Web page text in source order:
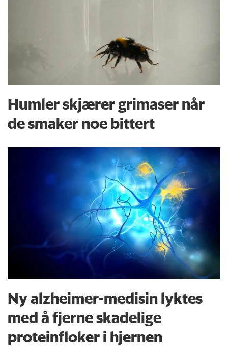
Humler skjærer grimaser når
de smaker noe bittert
Ny alzheimer-medisin lyktes
med å fjerne skadelige
proteinfloker i hjernen